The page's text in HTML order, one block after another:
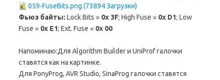
059-FuseBits.png (73894 Загрузки)
Фьюз байты: Lock Bits = 0x 3F; High Fuse = 0x D1; Low
Fuse = 0x E1; Ext. Fuse = 0x 00
Напоминаю:Для Algorithm Builder и UniProf галочки
ставятся как на картинке.
Для PonyProg, AVR Studio, SinaProg галочки ставятся